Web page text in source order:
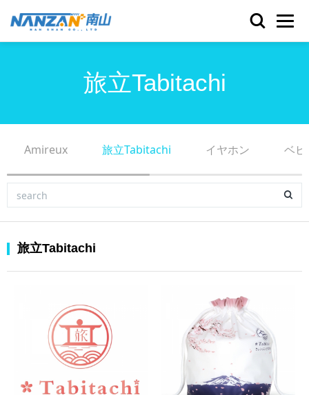
旅立Tabitachi
Amireux 旅立Tabitachi イヤホン ベ
旅立Tabitachi